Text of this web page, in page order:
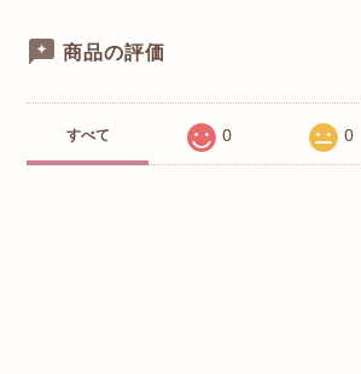
商品の評価
すべて 0 0